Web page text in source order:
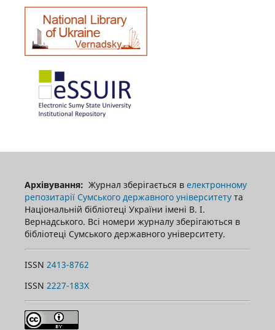
Архівування: Журнал зберігається в електронному
репозитарії Сумського державного університетута
Національній бібліотеці України імені В. І.
Вернадського. Всі номери журналу зберігаються в
бібліотеці Сумського державного університету.
ISSN 2413-8762
ISSN 2227-183X